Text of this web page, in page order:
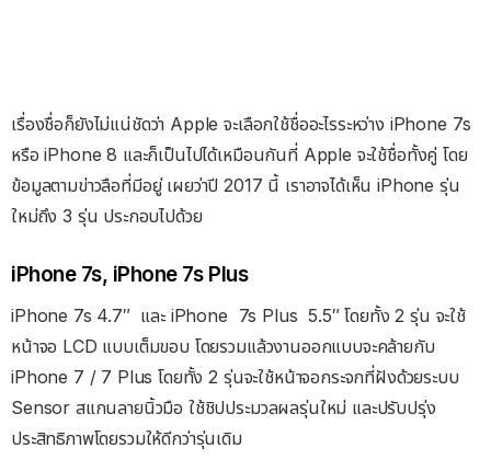
เรื่องชื่อก็ยังไม่แน่ชัดว่า Apple จะเลือกใช้ชื่ออะไรระหว่าง iPhone 7s
หรือ iPhone 8 และก็เป็นไปได้เหมือนกันที่ Apple จะใช้ชื่อทั้งคู่ โดย
ข้อมูลตามข่าวลือที่มีอยู่ เผยว่าปี 2017 นี้ เราอาจได้เห็น iPhone รุ่น
ใหม่ถึง 3 รุ่น ประกอบไปด้วย
iPhone 7s, iPhone 7s Plus
iPhone 7s 4.7″ และ iPhone 7s Plus 5.5″ โดยทั้ง 2 รุ่น จะใช้
หน้าจอ LCD แบบเต็มขอบ โดยรวมแล้วงานออกแบบจะคล้ายกับ
iPhone 7 / 7 Plus โดยทั้ง 2 รุ่นจะใช้หน้าจอกระจกที่ฝังด้วยระบบ
Sensor สแกนลายนิ้วมือ ใช้ชิปประมวลผลรุ่นใหม่ และปรับปรุ่ง
ประสิทธิภาพโดยรวมให้ดีกว่ารุ่นเดิม